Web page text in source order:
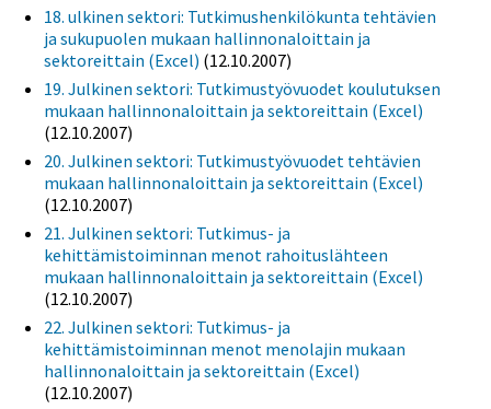
18. ulkinen sektori: Tutkimushenkilökunta tehtävien
ja sukupuolen mukaan hallinnonaloittain ja
sektoreittain (Excel) (12.10.2007)
19. Julkinen sektori: Tutkimustyövuodet koulutuksen
mukaan hallinnonaloittain ja sektoreittain (Excel)
(12.10.2007)
20. Julkinen sektori: Tutkimustyövuodet tehtävien
mukaan hallinnonaloittain ja sektoreittain (Excel)
(12.10.2007)
21. Julkinen sektori: Tutkimus- ja
kehittämistoiminnan menot rahoituslähteen
mukaan hallinnonaloittain ja sektoreittain (Excel)
(12.10.2007)
22. Julkinen sektori: Tutkimus- ja
kehittämistoiminnan menot menolajin mukaan
hallinnonaloittain ja sektoreittain (Excel)
(12.10.2007)